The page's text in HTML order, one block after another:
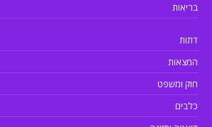
בריאות
דתות
המצאות
חוק ומשפט
כלבים